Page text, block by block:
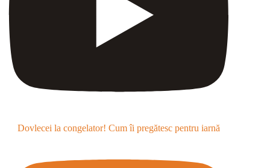
Dovlecei la congelator! Cum îi pregătesc pentru iarnă